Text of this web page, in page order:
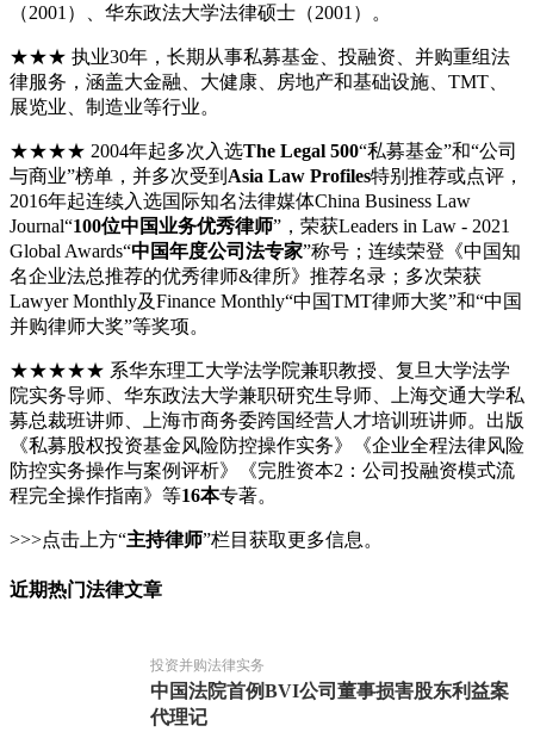
（2001）、华东政法大学法律硕士（2001）。
★★★ 执业30年，长期从事私募基金、投融资、并购重组法
律服务，涵盖大金融、大健康、房地产和基础设施、TMT、
展览业、制造业等行业。
★★★★ 2004年起多次入选The Legal 500“私募基金”和“公司
与商业”榜单，并多次受到 Asia Law Profiles特别推荐或点评，
2016年起连续入选国际知名法律媒体China Business Law
Journal“100位中国业务优秀律师”，荣获Leaders in Law - 2021
Global Awards“中国年度公司法专家”称号；连续荣登《中国知
名企业法总推荐的优秀律师&律所》推荐名录；多次荣获
Lawyer Monthly及Finance Monthly“中国TMT律师大奖”和“中国
并购律师大奖”等奖项。
★★★★★ 系华东理工大学法学院兼职教授、复旦大学法学
院实务导师、华东政法大学兼职研究生导师、上海交通大学私
募总裁班讲师、上海市商务委跨国经营人才培训班讲师。出版
《私募股权投资基金风险防控操作实务》《企业全程法律风险
防控实务操作与案例评析》《完胜资本2：公司投融资模式流
程完全操作指南》等16本专著。
>>>点击上方“主持律师”栏目获取更多信息。
近期热门法律文章
投资并购法律实务
中国法院首例BVI公司董事损害股东利益案
代理记